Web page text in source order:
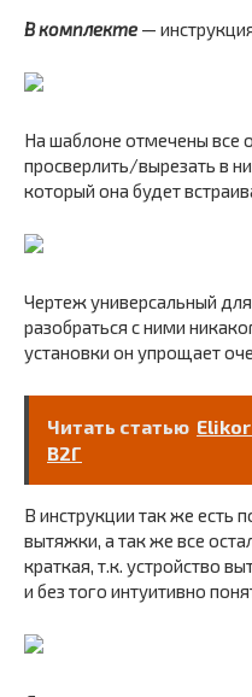
В комплекте —
На шаблоне отмечены все
просверлить/вырезать в
который она будет
Чертеж универсальный
разобраться с ними
установки он упрощает
Читать статью
В2Г
В инструкции так же есть
вытяжки, а так же все
краткая, т.к. устройство
и без того интуитивно